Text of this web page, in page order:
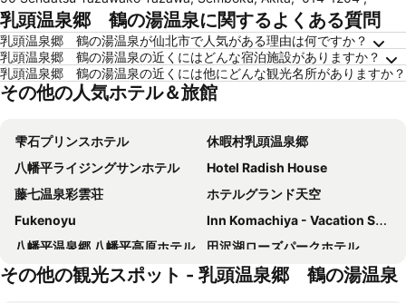
乳頭温泉郷 鶴の湯温泉に関するよくある質問
乳頭温泉郷 鶴の湯温泉が仙北市で人気がある理由は何ですか？
乳頭温泉郷 鶴の湯温泉の近くにはどんな宿泊施設がありますか？
乳頭温泉郷 鶴の湯温泉の近くには他にどんな観光名所がありますか？
その他の人気ホテル＆旅館
雫石プリンスホテル
休暇村乳頭温泉郷
八幡平ライジングサンホテル
Hotel Radish House
藤七温泉彩雲荘
ホテルグランド天空
Fukenoyu
Inn Komachiya - Vacation STAY 90956v
八幡平温泉郷 八幡平高原ホテル
田沢湖ローズパークホテル
noukanoyado seisetsukan
Kyukamura Iwate-Amihari Onsen
その他の観光スポット - 乳頭温泉郷 鶴の湯温泉